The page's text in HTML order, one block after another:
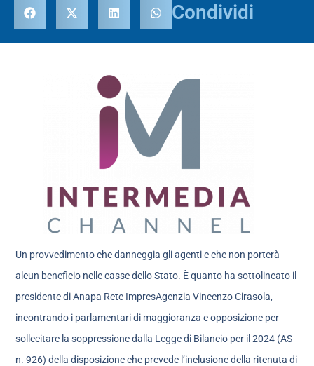
Condividi
Un provvedimento che danneggia gli agenti e che non porterà
alcun beneficio nelle casse dello Stato. È quanto ha sottolineato il
presidente di Anapa Rete ImpresAgenzia Vincenzo Cirasola,
incontrando i parlamentari di maggioranza e opposizione per
sollecitare la soppressione dalla Legge di Bilancio per il 2024 (AS
n. 926) della disposizione che prevede l’inclusione della ritenuta di